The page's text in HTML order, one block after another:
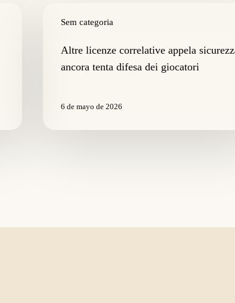
Sem categoria
licenze
appelaAltre licenze correlative appela
ancora tenta difesa dei giocatori
6 de mayo de 2026